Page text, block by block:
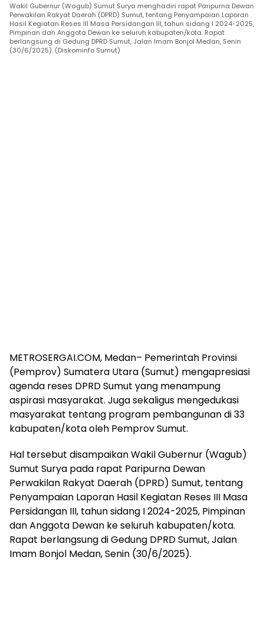
Wakil Gubernur (Wagub) Sumut Surya menghadiri rapat Paripurna Dewan
Perwakilan Rakyat Daerah (DPRD) Sumut, tentang Penyampaian Laporan
Hasil Kegiatan Reses III Masa Persidangan III, tahun sidang I 2024-2025,
Pimpinan dan Anggota Dewan ke seluruh kabupaten/kota. Rapat
berlangsung di Gedung DPRD Sumut, Jalan Imam Bonjol Medan, Senin
(30/6/2025). (Diskominfo Sumut)
METROSERGAI.COM, Medan– Pemerintah Provinsi
(Pemprov) Sumatera Utara (Sumut) mengapresiasi
agenda reses DPRD Sumut yang menampung
aspirasi masyarakat. Juga sekaligus mengedukasi
masyarakat tentang program pembangunan di 33
kabupaten/kota oleh Pemprov Sumut.
Hal tersebut disampaikan Wakil Gubernur (Wagub)
Sumut Surya pada rapat Paripurna Dewan
Perwakilan Rakyat Daerah (DPRD) Sumut, tentang
Penyampaian Laporan Hasil Kegiatan Reses III Masa
Persidangan III, tahun sidang I 2024-2025, Pimpinan
dan Anggota Dewan ke seluruh kabupaten/kota.
Rapat berlangsung di Gedung DPRD Sumut, Jalan
Imam Bonjol Medan, Senin (30/6/2025).